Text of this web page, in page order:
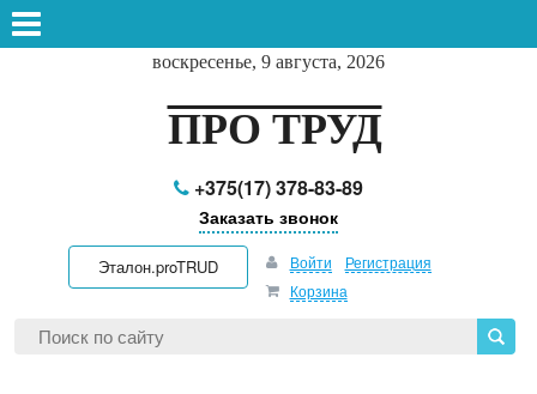
воскресенье, 9 августа, 2026
ПРО ТРУД
+375(17) 378-83-89
Заказать звонок
Эталон.proTRUD Войти
Регистрация
Корзина